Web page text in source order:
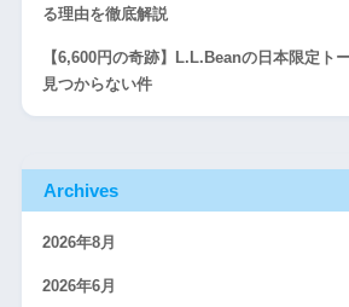
る理由を徹底解説
【6,600円の奇跡】L.L.Beanの日本限定ト
見つからない件
Archives
2026年8月
2026年6月